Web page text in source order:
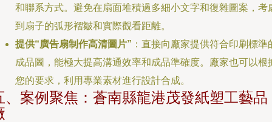
和聯系方式。避免在扇面堆積過多細小文字和復雜圖案，考
到扇子的弧形褶皺和實際觀看距離。
提供“廣告扇制作高清圖片” ：直接向廠家提供符合印刷標準
成品圖，能極大提高溝通效率和成品準確度。廠家也可以根
您的要求，利用專業素材進行設計合成。
、案例聚焦：蒼南縣龍港茂發紙塑工藝品